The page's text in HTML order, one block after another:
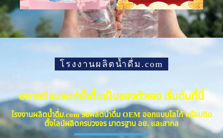
โรงงานผลิตน้ำดื่ม.com
อยากมีแบรนด์น้ำดื่มเป็นของตัวเอง เริ่มต้นที่นี่
โรงงานผลิตน้ำดื่ม.com รับผลิตน้ำดื่ม OEM ออกแบบโลโก้ พร้อมติด
ตั้งไลน์ผลิตครบวงจร มาตรฐาน อย. และสากล